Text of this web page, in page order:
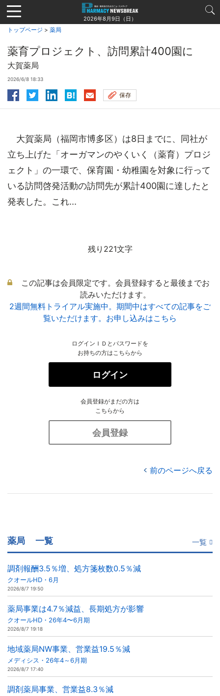
Jump
to
navigation
2026年8月9日（日）
トップページ > 薬局
薬育プロジェクト、訪問累計400園に
大賀薬局
2026/6/8 18:33
保存
大賀薬局（福岡市博多区）は8日までに、同社が
立ち上げた「オーガマンのやくいく（薬育）プロジ
ェクト」の一環で、保育園・幼稚園を対象に行って
いる訪問啓発活動の訪問先が累計400園に達したと
発表した。これ...
残り221文字
この記事は会員限定です。会員登録すると最後までお
読みいただけます。
2週間無料トライアル実施中。期間中はすべての記事をご
覧いただけます。お申し込みはこちら
ログインＩＤとパスワードを
お持ちの方はこちらから
ログイン
会員登録がまだの方は
こちらから
会員登録
前のページへ戻る
薬局 一覧 一覧
調剤報酬3.5％増、処方箋枚数0.5％減
クオールHD・6月
2026/8/7 19:50
薬局事業は4.7％減益、長期処方が影響
クオールHD・26年4〜6月期
2026/8/7 19:18
地域薬局NW事業、営業益19.5％減
メディシス・26年4～6月期
2026/8/7 17:40
調剤薬局事業、営業益8.3％減